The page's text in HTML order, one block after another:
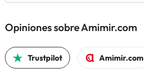
Opiniones sobre Amimir.com
Trustpilot Amimir.com